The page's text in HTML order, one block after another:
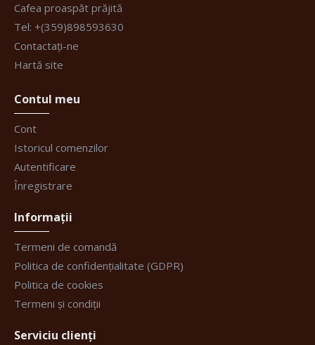
Cafea proaspăt prăjită
Tel: +(359)898593630
Contactați-ne
Hartă site
Contul meu
Cont
Istoricul comenzilor
Autentificare
Înregistrare
Informații
Termeni de comandă
Politica de confidențialitate (GDPR)
Politica de cookies
Termeni și condiții
Serviciu clienți